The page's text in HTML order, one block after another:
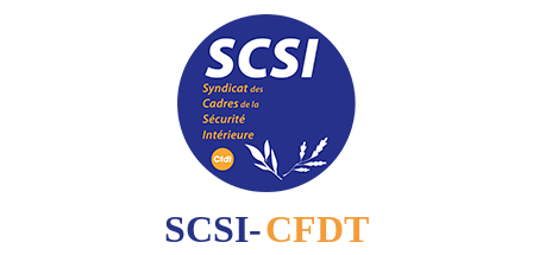
SCSI-CFDT